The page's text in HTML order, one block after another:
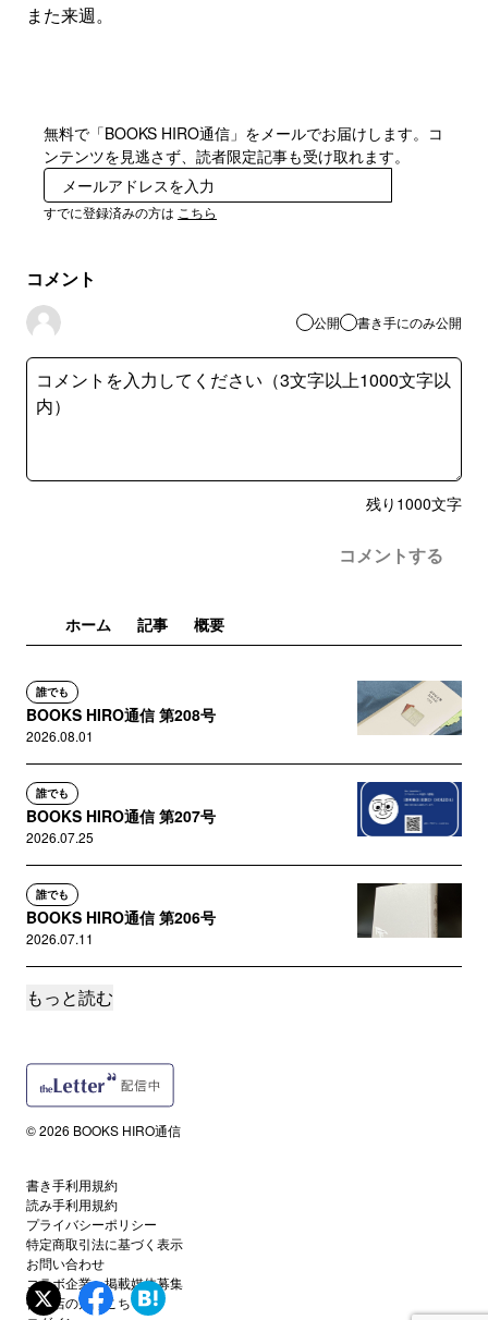
また来週。
無料で「BOOKS HIRO通信」をメールでお届けします。コ
ンテンツを見逃さず、読者限定記事も受け取れます。
すでに登録済みの方は こちら
コメント
公開 書き手にのみ公開
残り 1000文字
コメントする
ホーム 記事 概要
誰でも
BOOKS HIRO通信 第208号
2026.08.01
誰でも
BOOKS HIRO通信 第207号
2026.07.25
誰でも
BOOKS HIRO通信 第206号
2026.07.11
誰でも
誰でも
2026.06.20
誰でも
BOOKS HIRO通信 第203号
2026.06.13
誰でも
もっと読む
© 2026 BOOKS HIRO通信
書き手利用規約
読み手利用規約
プライバシーポリシー
特定商取引法に基づく表示
お問い合わせ
コラボ企業・掲載媒体募集
代理店の方はこちら